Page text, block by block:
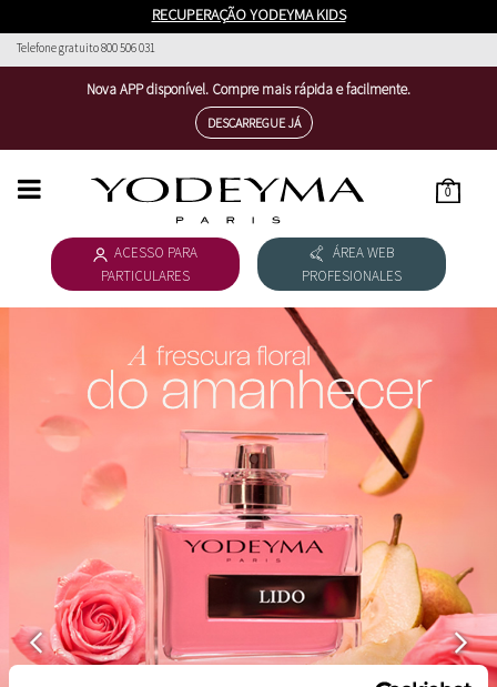
RECUPERAÇÃO YODEYMA KIDS
Telefone gratuito 800 506 031
Nova APP disponível. Compre mais rápida e facilmente.
DESCARREGUE JÁ
0
ACESSO PARA
PARTICULARES
ÁREA WEB
PROFESIONALES
COLECÇÃO FEMININA
DESCARREGAR CATÁLOGO
COSMÉTICOS
ESSENTIAL COSMETICS
THE NICHE COLLECTION